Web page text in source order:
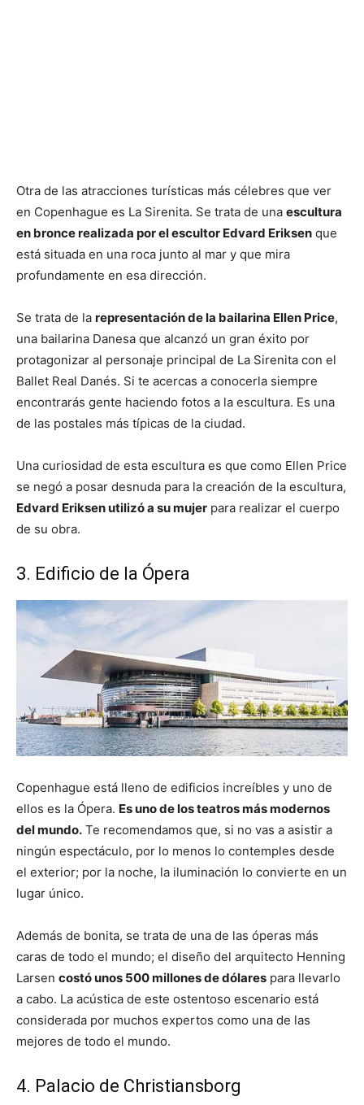
Otra de las atracciones turísticas más célebres que ver
en Copenhague es La Sirenita. Se trata de una escultura
en bronce realizada por el escultor Edvard Eriksen que
está situada en una roca junto al mar y que mira
profundamente en esa dirección.
Se trata de la representación de la bailarina Ellen Price,
una bailarina Danesa que alcanzó un gran éxito por
protagonizar al personaje principal de La Sirenita con el
Ballet Real Danés. Si te acercas a conocerla siempre
encontrarás gente haciendo fotos a la escultura. Es una
de las postales más típicas de la ciudad.
Una curiosidad de esta escultura es que como Ellen Price
se negó a posar desnuda para la creación de la escultura,
Edvard Eriksen utilizó a su mujer para realizar el cuerpo
de su obra.
3. Edificio de la Ópera
Copenhague está lleno de edificios increíbles y uno de
ellos es la Ópera. Es uno de los teatros más modernos
del mundo. Te recomendamos que, si no vas a asistir a
ningún espectáculo, por lo menos lo contemples desde
el exterior; por la noche, la iluminación lo convierte en un
lugar único.
Además de bonita, se trata de una de las óperas más
caras de todo el mundo; el diseño del arquitecto Henning
Larsen costó unos 500 millones de dólares para llevarlo
a cabo. La acústica de este ostentoso escenario está
considerada por muchos expertos como una de las
mejores de todo el mundo.
4. Palacio de Christiansborg